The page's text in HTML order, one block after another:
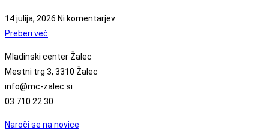
14 julija, 2026 Ni komentarjev
Preberi več
Mladinski center Žalec
Mestni trg 3, 3310 Žalec
info@mc-zalec.si
03 710 22 30
Naroči se na novice